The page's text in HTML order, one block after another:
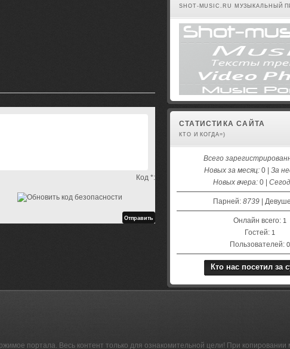
Код *:
SHOT-MUSIC.RU МУЗЫКАЛЬНЫЙ
СТАТИСТИКА САЙТА
КТО И КОГДА=)
Всего
Новых за месяц: 0 | За
Новых вчера: 0 |
Парней: 8739 |
Онлайн всего: 1
Гостей: 1
Пользователей: 0
Кто нас посетил за
портала. Весь контент только для ознакомительной цели! При копировании